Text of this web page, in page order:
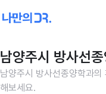
남양주시 방사선
남양주시 방사선종양학과
해보세요.